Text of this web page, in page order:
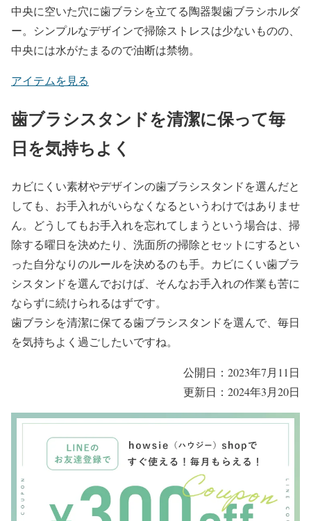
中央に空いた穴に歯ブラシを立てる陶器製歯ブラシホルダ
ー。シンプルなデザインで掃除ストレスは少ないものの、
中央には水がたまるので油断は禁物。
アイテムを見る
歯ブラシスタンドを清潔に保って毎
日を気持ちよく
カビにくい素材やデザインの歯ブラシスタンドを選んだと
しても、お手入れがいらなくなるというわけではありませ
ん。どうしてもお手入れを忘れてしまうという場合は、掃
除する曜日を決めたり、洗面所の掃除とセットにするとい
った自分なりのルールを決めるのも手。カビにくい歯ブラ
シスタンドを選んでおけば、そんなお手入れの作業も苦に
ならずに続けられるはずです。
歯ブラシを清潔に保てる歯ブラシスタンドを選んで、毎日
を気持ちよく過ごしたいですね。
公開日：2023年7月11日
更新日：2024年3月20日